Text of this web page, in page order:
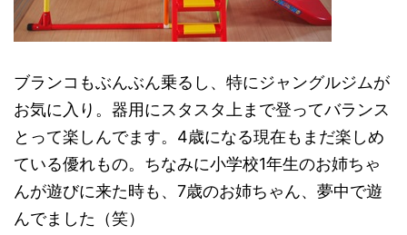
ブランコもぶんぶん乗るし、特にジャングルジムが
お気に入り。器用にスタスタ上まで登ってバランス
とって楽しんでます。4歳になる現在もまだ楽しめ
ている優れもの。ちなみに小学校1年生のお姉ちゃ
んが遊びに来た時も、7歳のお姉ちゃん、夢中で遊
んでました（笑）